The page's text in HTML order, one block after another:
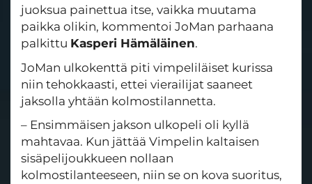
juoksua painettua itse, vaikka muutama
paikka olikin, kommentoi JoMan parhaana
palkittu Kasperi Hämäläinen.
JoMan ulkokenttä piti vimpeliläiset kurissa
niin tehokkaasti, ettei vierailijat saaneet
jaksolla yhtään kolmostilannetta.
– Ensimmäisen jakson ulkopeli oli kyllä
mahtavaa. Kun jättää Vimpelin kaltaisen
sisäpelijoukkueen nollaan
kolmostilanteeseen, niin se on kova suoritus,